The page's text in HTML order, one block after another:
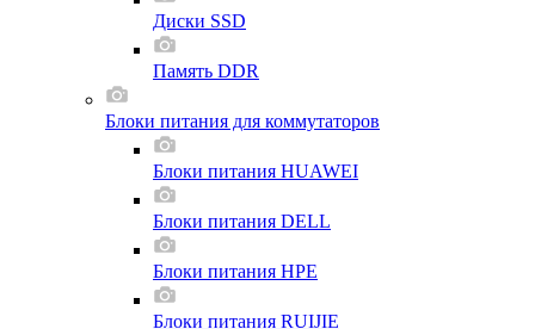
Диски SSD
Память DDR
Блоки питания для коммутаторов
Блоки питания HUAWEI
Блоки питания DELL
Блоки питания HPE
Блоки питания RUIJIE